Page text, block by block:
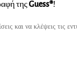
τηςGuess®!
και να κλέψεις τις